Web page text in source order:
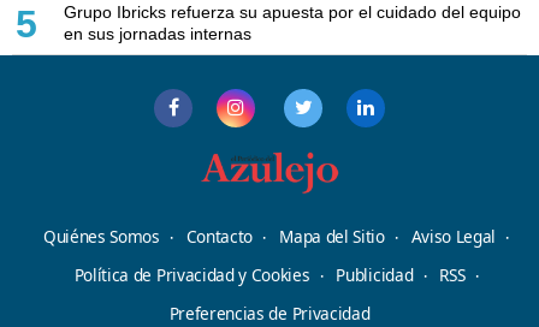
5
Grupo Ibricks refuerza su apuesta por el cuidado del equipo
en sus jornadas internas
Quiénes Somos Contacto Mapa del Sitio
Aviso Legal
Política de Privacidad y Cookies
Publicidad
RSS
Preferencias de Privacidad